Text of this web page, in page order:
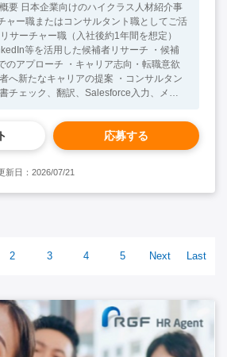
要 日本企業向けのハイクラス人材紹介事
ャー職またはコンサルタント職としてご活
等を活用した候補者リサーチ ・候補
のアプローチ ・キャリア志向・転職意欲
へ新たなキャリアの提案 ・コンサルタン
チェック、翻訳、Salesforce入力、メー
クライアント企業への採用ニーズヒアリン
定義 ・リサーチャーとの連携による候補
交渉・入社までのフォロー ・クライアン
バンコクオフィス：
た組織：従業員の平均勤続年数7年（創業
長く活躍） ・中長期に育てていく環境：
人3名（パートナー1名、アソシエイトコ
・レポートライン：パートナー 【求め
に以下のようなマインドセット・人物面
自信・自己肯定感がある方 ・素直でオー
心・競争心を持ち、自ら成長したい方 ・
応募する
新日：2026/07/21
2 3 4 5 Next Last